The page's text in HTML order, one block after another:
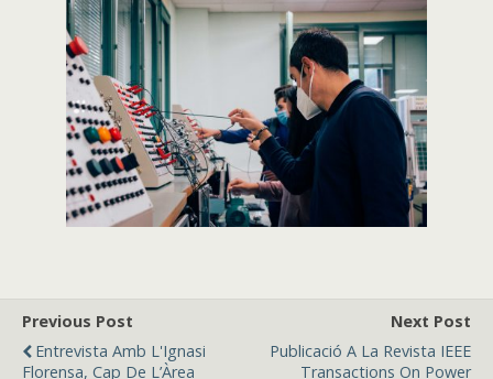
Previous Post
Entrevista Amb L'Ignasi
Florensa, Cap De L’Àrea
Next Post
Publicació A La Revista IEEE
Transactions On Power